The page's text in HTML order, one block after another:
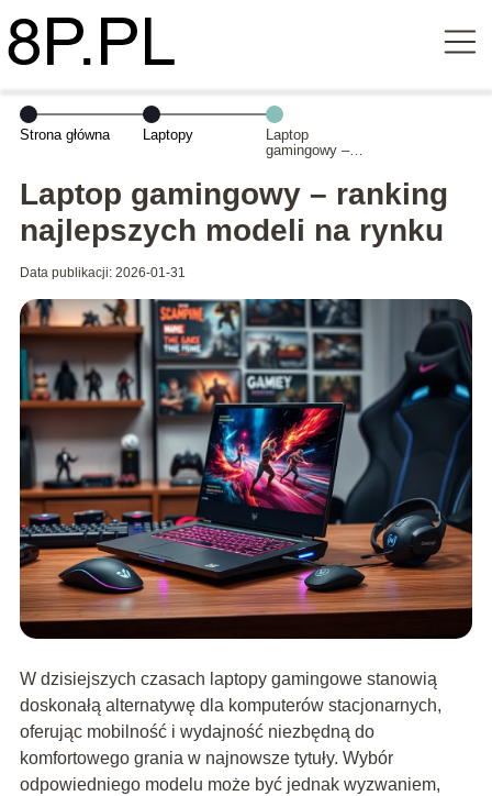
Strona główna Laptopy
Laptop
gamingowy –
modeli na rynku
Laptop gamingowy – ranking
najlepszych modeli na rynku
Data publikacji: 2026-01-31
W dzisiejszych czasach laptopy gamingowe stanowią
doskonałą alternatywę dla komputerów stacjonarnych,
oferując mobilność i wydajność niezbędną do
komfortowego grania w najnowsze tytuły. Wybór
odpowiedniego modelu może być jednak wyzwaniem,